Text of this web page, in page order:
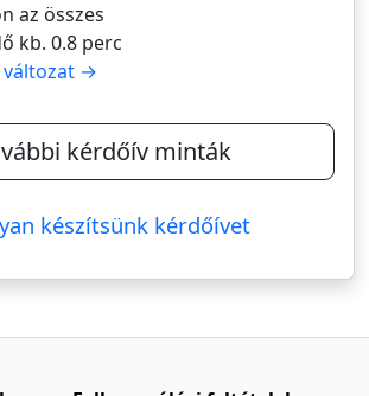
az összes
kb. 0.8 perc
→
kérdőív minták
készítsünk kérdőívet